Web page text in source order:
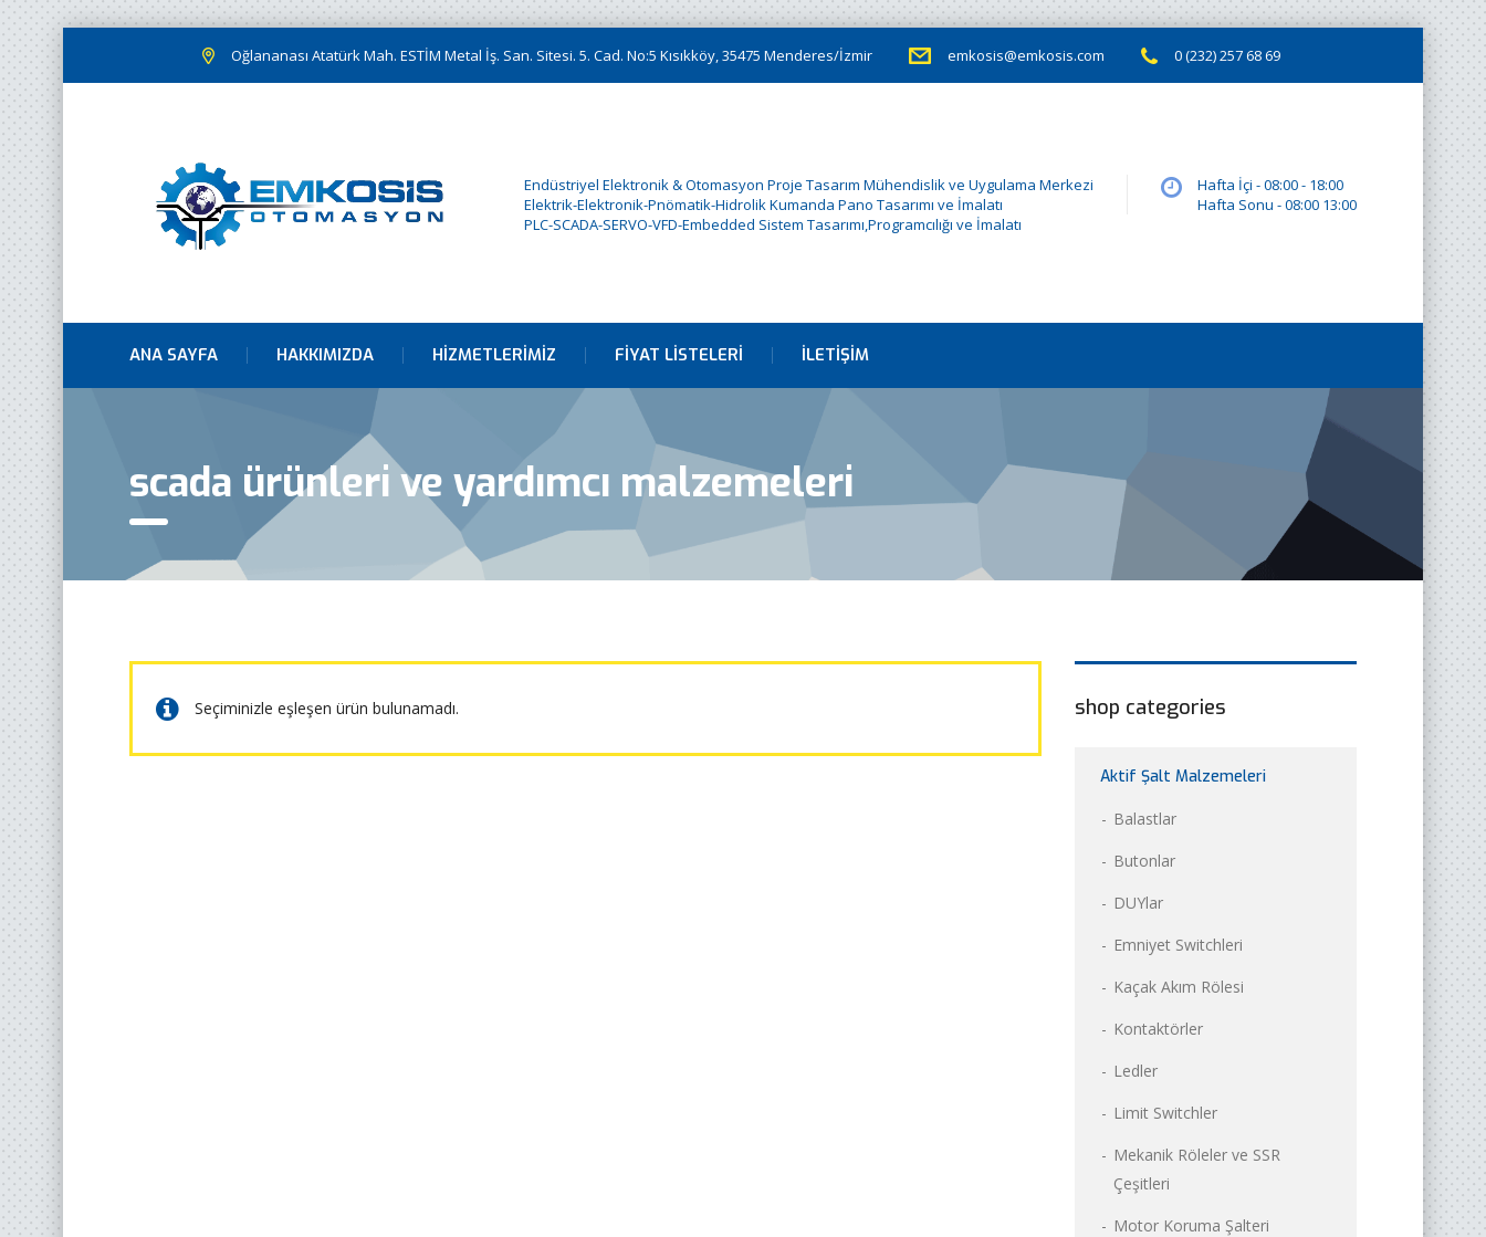
Oğlananası Atatürk Mah. ESTİM Metal İş. San. Sitesi. 5. Cad. No:5 Kısıkköy, 35475 Menderes/İzmir emkosis@emkosis.com 0 (232) 257 68 69
Endüstriyel Elektronik & Otomasyon Proje Tasarım Mühendislik ve Uygulama Merkezi
Elektrik-Elektronik-Pnömatik-Hidrolik Kumanda Pano Tasarımı ve İmalatı
PLC-SCADA-SERVO-VFD-Embedded Sistem Tasarımı,Programcılığı ve İmalatı
Hafta İçi - 08:00 - 18:00
Hafta Sonu - 08:00 13:00
ANA SAYFA HAKKIMIZDA HIZMETLERIMIZ FIYAT LISTELERI İLETIŞIM
scada ürünleri ve yardımcı malzemeleri
Seçiminizle eşleşen ürün bulunamadı. shop categories
Aktif Şalt Malzemeleri
Balastlar
Butonlar
DUYlar
Emniyet Switchleri
Kaçak Akım Rölesi
Kontaktörler
Ledler
Limit Switchler
Mekanik Röleler ve SSR
Çeşitleri
Motor Koruma Şalteri